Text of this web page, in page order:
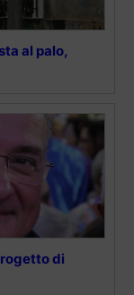
al palo,
di